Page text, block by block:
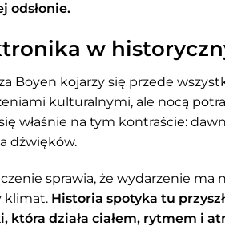
odsłonie.
w
Boyen kojarzy się przede
kulturalnymi, ale nocą
właśnie na tym kontraście:
dźwięków.
sprawia, że wydarzenie
klimat. Historia spotyka tu
która działa ciałem, rytmem i